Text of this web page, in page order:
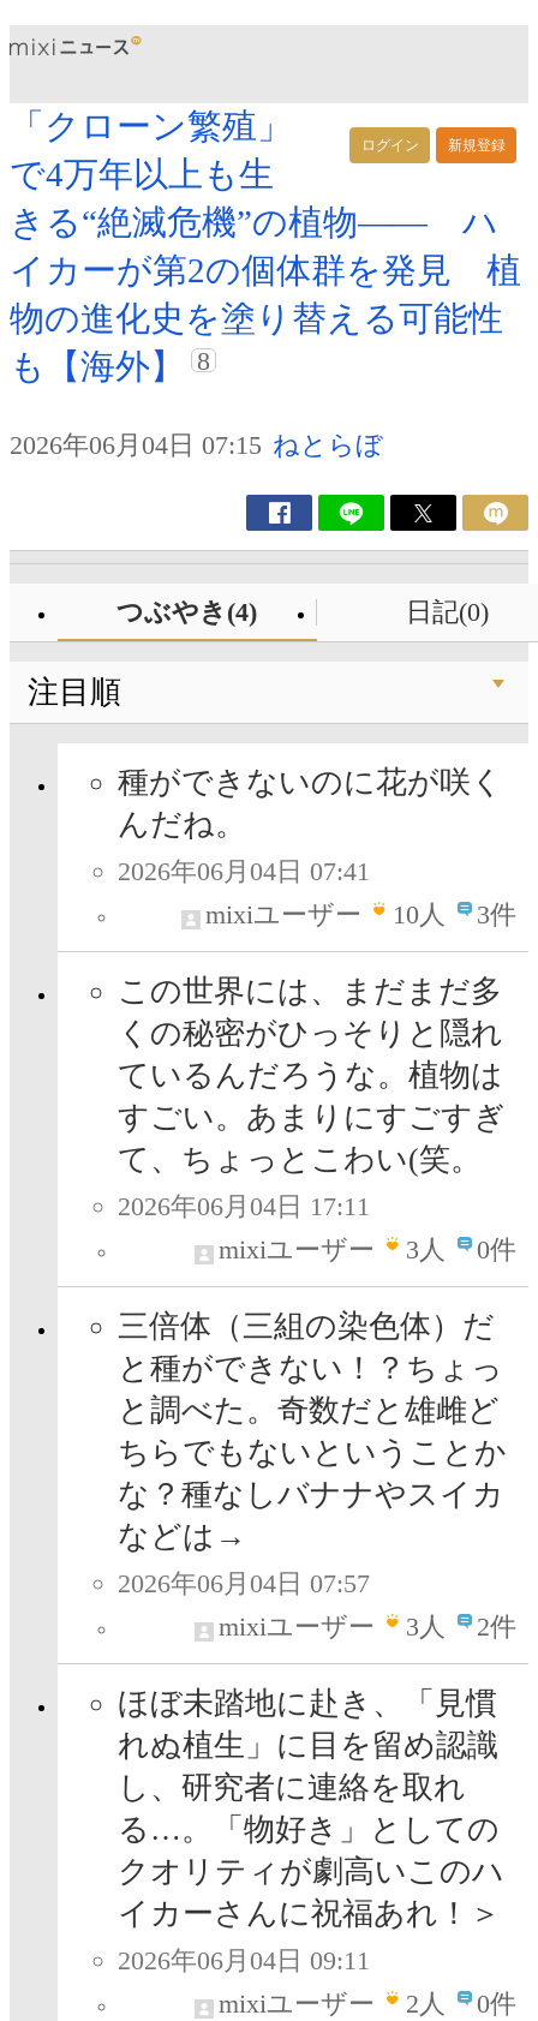
ログイン 新規登録
「クローン繁殖」
で4万年以上も生
きる“絶滅危機”の植物―― ハ
イカーが第2の個体群を発見 植
物の進化史を塗り替える可能性
も【海外】
8
2026年06月04日 07:15 ねとらぼ
つぶやき(4) 日記(0)
注目順
種ができないのに花が咲く
んだね。
2026年06月04日 07:41
mixiユーザー
10人 3件
この世界には、まだまだ多
くの秘密がひっそりと隠れ
ているんだろうな。植物は
すごい。あまりにすごすぎ
て、ちょっとこわい(笑。
2026年06月04日 17:11
mixiユーザー
3人 0件
三倍体（三組の染色体）だ
と種ができない！？ちょっ
と調べた。奇数だと雄雌ど
ちらでもないということか
な？種なしバナナやスイカ
などは→
2026年06月04日 07:57
mixiユーザー
3人 2件
ほぼ未踏地に赴き、「見慣
れぬ植生」に目を留め認識
し、研究者に連絡を取れ
る…。「物好き」としての
クオリティが劇高いこのハ
イカーさんに祝福あれ！＞
2026年06月04日 09:11
mixiユーザー
2人 0件